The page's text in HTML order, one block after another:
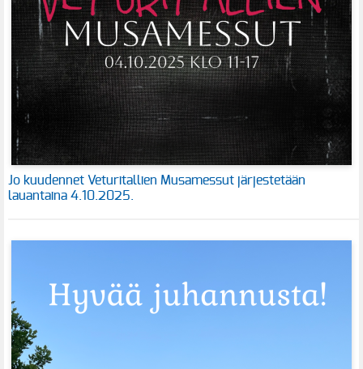
Jo kuudennet Veturitallien Musamessut järjestetään
lauantaina 4.10.2025.